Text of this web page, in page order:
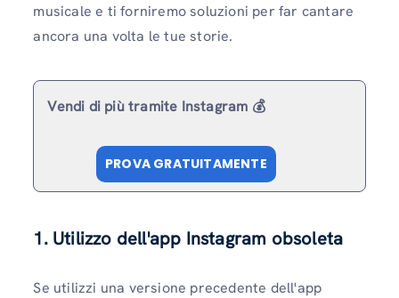
musicale e ti forniremo soluzioni per far cantare
ancora una volta le tue storie.
Vendi di più tramite Instagram 💰
PROVA GRATUITAMENTE
1. Utilizzo dell'app Instagram obsoleta
Se utilizzi una versione precedente dell'app